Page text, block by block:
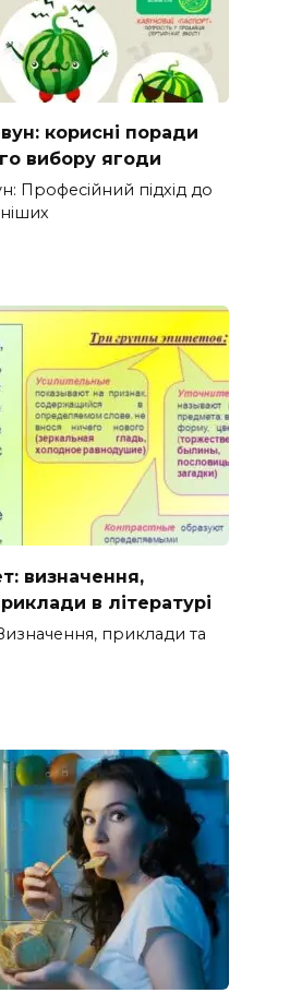
корисні поради
вибору ягоди
Професійний підхід до
визначення,
в літературі
приклади та